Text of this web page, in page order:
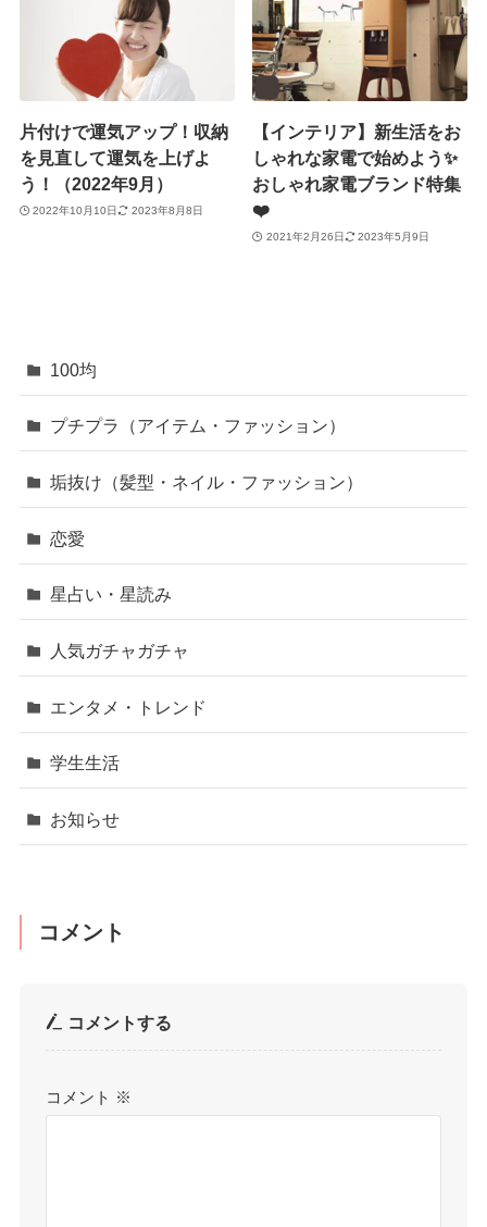
片付けで運気アップ！収納
を見直して運気を上げよ
う！（2022年9月）
2022年10月10日 2023年8月8日
【インテリア】新生活をお
しゃれな家電で始めよう✨
おしゃれ家電ブランド特集
❤️
2021年2月26日 2023年5月9日
100均
プチプラ（アイテム・ファッション）
垢抜け（髪型・ネイル・ファッション）
恋愛
星占い・星読み
人気ガチャガチャ
エンタメ・トレンド
学生生活
お知らせ
コメント
コメントする
コメント ※